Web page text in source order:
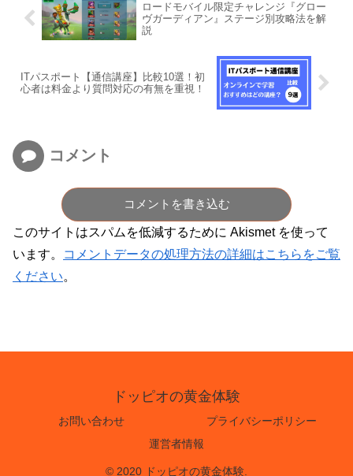
ロードモバイル限定チャレンジ『グロー
ヴガーディアン』ステージ別攻略法を解
説
ITパスポート【通信講座】比較10選！初
心者は料金より質問対応の有無を重視！
コメント
コメントを書き込む
このサイトはスパムを低減するために Akismet を使って
います。
コメントデータの処理方法の詳細はこちらをご覧
ください。
ドッピオの黄金体験
お問い合わせ
プライバシーポリシー
運営者情報
© 2020 ドッピオの黄金体験.